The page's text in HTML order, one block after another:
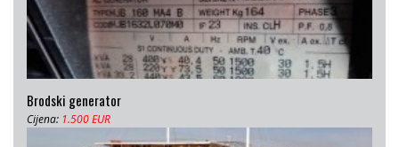
Brodski generator
Cijena: 1.500 EUR